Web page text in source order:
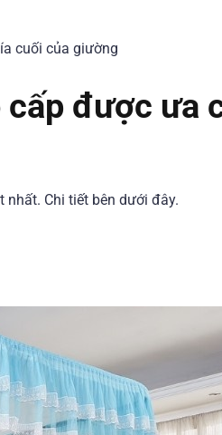
cuối của giường
được ưa
Chi tiết bên dưới đây.